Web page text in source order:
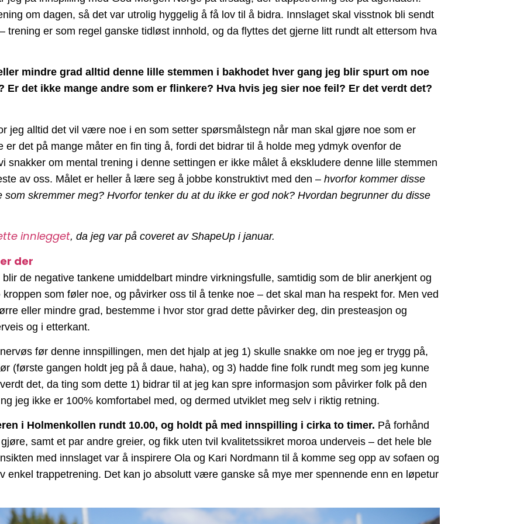
om dagen, så det var utrolig hyggelig å få lov til å bidra. Innslaget skal visstnok bli sendt
trening er som regel ganske tidløst innhold, og da flyttes det gjerne litt rundt alt ettersom hva
mindre grad alltid denne lille stemmen i bakhodet hver gang jeg blir spurt om noe
Er det ikke mange andre som er flinkere? Hva hvis jeg sier noe feil? Er det verdt det?
jeg alltid det vil være noe i en som setter spørsmålstegn når man skal gjøre noe som er
er det på mange måter en fin ting å, fordi det bidrar til å holde meg ydmyk ovenfor de
snakker om mental trening i denne settingen er ikke målet å ekskludere denne lille stemmen
av oss. Målet er heller å lære seg å jobbe konstruktivt med den – hvorfor kommer disse
skremmer meg? Hvorfor tenker du at du ikke er god nok? Hvordan begrunner du disse
innlegget, da jeg var på coveret av ShapeUp i januar.
der
de negative tankene umiddelbart mindre virkningsfulle, samtidig som de blir anerkjent og
som føler noe, og påvirker oss til å tenke noe – det skal man ha respekt for. Men ved
eller mindre grad, bestemme i hvor stor grad dette påvirker deg, din presteasjon og
og i etterkant.
før denne innspillingen, men det hjalp at jeg 1) skulle snakke om noe jeg er trygg på,
(første gangen holdt jeg på å daue, haha), og 3) hadde fine folk rundt meg som jeg kunne
det, da ting som dette 1) bidrar til at jeg kan spre informasjon som påvirker folk på den
jeg ikke er 100% komfortabel med, og dermed utviklet meg selv i riktig retning.
i Holmenkollen rundt 10.00, og holdt på med innspilling i cirka to timer. På forhånd
samt et par andre greier, og fikk uten tvil kvalitetssikret moroa underveis – det hele ble
med innslaget var å inspirere Ola og Kari Nordmann til å komme seg opp av sofaen og
enkel trappetrening. Det kan jo absolutt være ganske så mye mer spennende enn en løpetur